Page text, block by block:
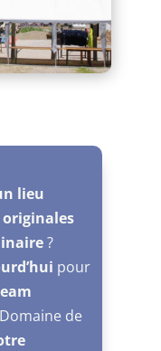
lieu
?
pour
de